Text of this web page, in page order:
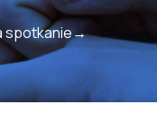
spotkanie→